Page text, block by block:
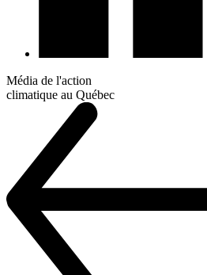
Média de l'action
climatique au Québec